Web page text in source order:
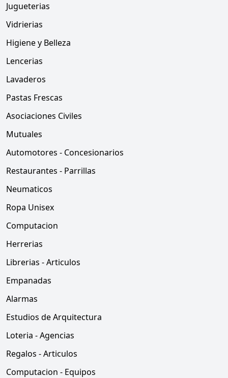
Jugueterias
Vidrierias
Higiene y Belleza
Lencerias
Lavaderos
Pastas Frescas
Asociaciones Civiles
Mutuales
Automotores - Concesionarios
Restaurantes - Parrillas
Neumaticos
Ropa Unisex
Computacion
Herrerias
Librerias - Articulos
Empanadas
Alarmas
Estudios de Arquitectura
Loteria - Agencias
Regalos - Articulos
Computacion - Equipos